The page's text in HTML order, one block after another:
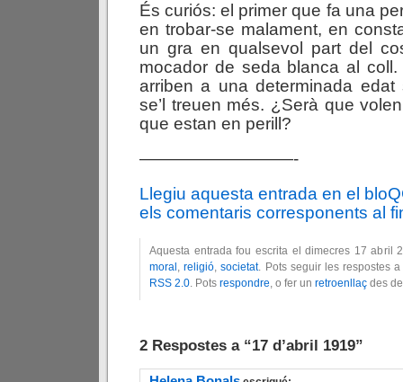
És curiós: el primer que fa una
en trobar-se malament, en
un gra en qualsevol part del
mocador de seda blanca al coll.
arriben a una determinada edat
se’l treuen més. ¿Serà que
que estan en perill?
—————————-
Llegiu aquesta entrada en el
els comentaris corresponents al
Aquesta entrada fou escrita el dimecres 17 abril
moral ,religió,societat. Pots seguir les respostes
RSS 2.0. Pots respondre, o fer un retroenllaç des
2 Respostes a “17 d’abril 1919”